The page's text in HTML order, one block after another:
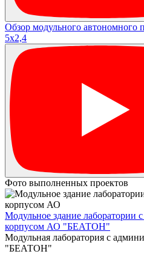
Обзор модульного автономного
5х2,4
Фото выполненных проектов
Модульное здание лаборатории
корпусом АО "БЕАТОН"
Модульная лаборатория с
"БЕАТОН"